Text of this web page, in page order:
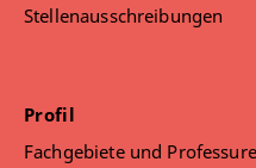
Stellenausschreibungen
Profil
Fachgebiete und